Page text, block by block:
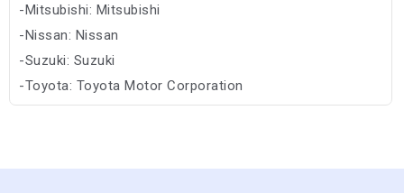
-Mitsubishi: Mitsubishi
-Nissan: Nissan
-Suzuki: Suzuki
-Toyota: Toyota Motor Corporation
-Subaru: Subaru